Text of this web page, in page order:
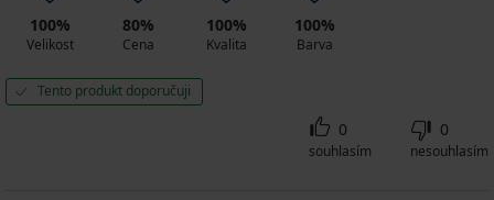
100%
Velikost
80%
Cena
100%
Kvalita
100%
Barva
Tento produkt doporučuji
0
souhlasím
0
nesouhlasím